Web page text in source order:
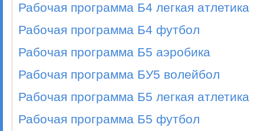
Рабочая программа Б4 легкая атлетика
Рабочая программа Б4 футбол
Рабочая программа Б5 аэробика
Рабочая программа БУ5 волейбол
Рабочая программа Б5 легкая атлетика
Рабочая программа Б5 футбол